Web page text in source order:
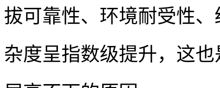
拔可靠性、环境耐受性
杂度呈指数级提升，这